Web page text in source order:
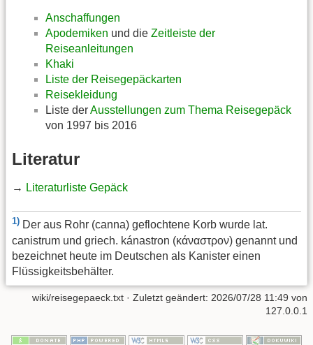
Anschaffungen
Apodemiken und die Zeitleiste der
Reiseanleitungen
Khaki
Liste der Reisegepäckarten
Reisekleidung
Liste derAusstellungen zum Thema Reisegepäck
von 1997 bis 2016
Literatur
→ Literaturliste Gepäck
1) Der aus Rohr (canna) geflochtene Korb wurde lat.
canistrum und griech. kánastron (κάναστρον) genannt und
bezeichnet heute im Deutschen als Kanister einen
Flüssigkeitsbehälter.
wiki/reisegepaeck.txt · Zuletzt geändert: 2026/07/28 11:49 von
127.0.0.1